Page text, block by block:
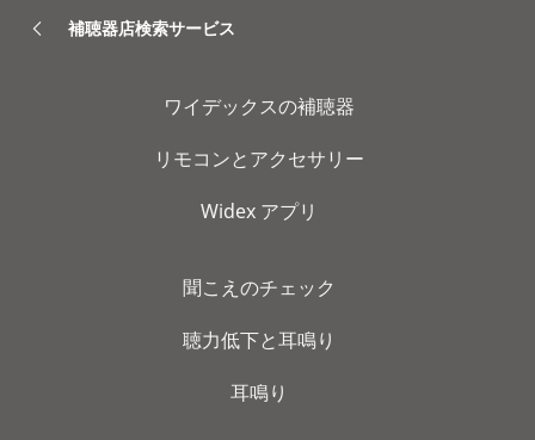
補聴器店検索サービス
ワイデックスの補聴器
リモコンとアクセサリー
Widex アプリ
聞こえのチェック
聴力低下と耳鳴り
耳鳴り